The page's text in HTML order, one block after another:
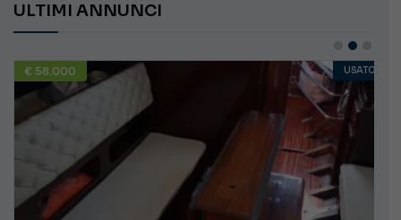
ULTIMI ANNUNCI
€ 58.000 USATO